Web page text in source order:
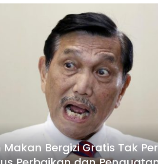
Bergizi Gratis Tak